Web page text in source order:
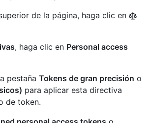
de la página, haga clic en
, haga clic en Personal access
pestaña Tokens de gran precisión o
para aplicar esta directiva
de token.